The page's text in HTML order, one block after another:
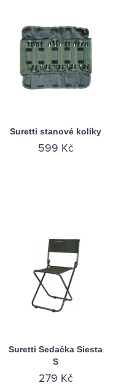
Suretti stanové kolíky
599 Kč
Suretti Sedačka Siesta
S
279 Kč